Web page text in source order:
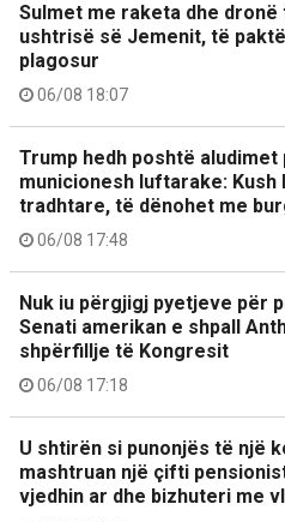
Sulmet me raketa dhe
ushtrisë së Jemenit, të
plagosur
06/08 18:07
Trump hedh poshtë aludimet
municionesh luftarake: Kush
tradhtare, të dënohet me
06/08 17:48
Nuk iu përgjigj pyetjeve për
Senati amerikan e shpall
shpërfillje të Kongresit
06/08 17:18
U shtirën si punonjës të një
mashtruan një çifti
vjedhin ar dhe bizhuteri me